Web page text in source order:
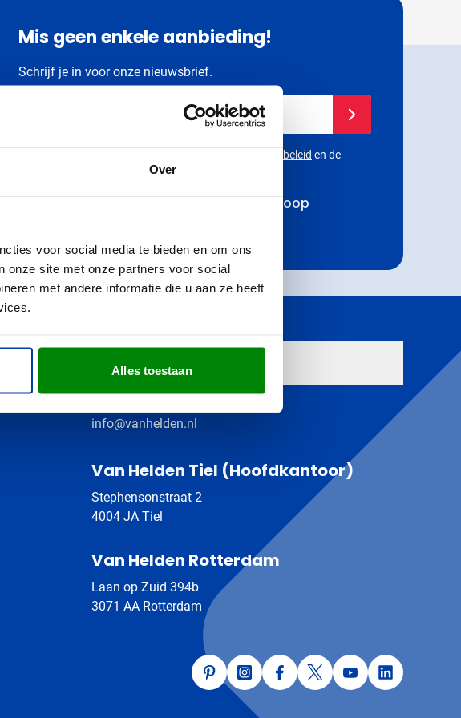
Over
voor social media te bieden en om ons
onze site met onze partners voor social
met andere informatie die u aan ze heeft
Alles toestaan
Mis geen enkele aanbieding!
Schrijf je in voor onze nieuwsbrief.
Privacybeleid en de
Google
€ 25,- korting op jouw volgende aankoop
Neem contact op met
0344 - 640 200
info@vanhelden.nl
Van Helden Tiel (Hoofdkantoor)
Stephensonstraat 2
4004 JA Tiel
Van Helden Rotterdam
Laan op Zuid 394b
3071 AA Rotterdam
PinterestInstagramFacebookTwitterYouTubeLinkedIn